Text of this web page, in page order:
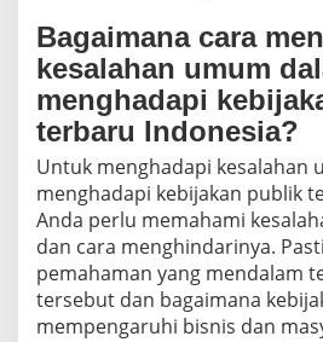
Bagaimana cara
kesalahan umum
menghadapi
terbaru Indonesia?
Untuk menghadapi kesalahan
menghadapi kebijakan publik
Anda perlu memahami
dan cara menghindarinya.
pemahaman yang mendalam
tersebut dan bagaimana
mempengaruhi bisnis dan